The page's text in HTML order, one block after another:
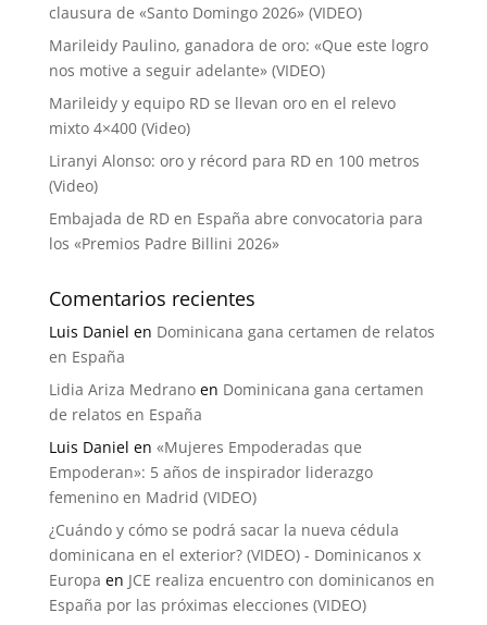
clausura de «Santo Domingo 2026» (VIDEO)
Marileidy Paulino, ganadora de oro: «Que este logro
nos motive a seguir adelante» (VIDEO)
Marileidy y equipo RD se llevan oro en el relevo
mixto 4×400 (Video)
Liranyi Alonso: oro y récord para RD en 100 metros
(Video)
Embajada de RD en España abre convocatoria para
los «Premios Padre Billini 2026»
Comentarios recientes
Luis Daniel en Dominicana gana certamen de relatos
en España
Lidia Ariza Medranoen Dominicana gana certamen
de relatos en España
Luis Daniel en «Mujeres Empoderadas que
Empoderan»: 5 años de inspirador liderazgo
femenino en Madrid (VIDEO)
¿Cuándo y cómo se podrá sacar la nueva cédula
dominicana en el exterior? (VIDEO) - Dominicanos x
Europa en JCE realiza encuentro con dominicanos en
España por las próximas elecciones (VIDEO)